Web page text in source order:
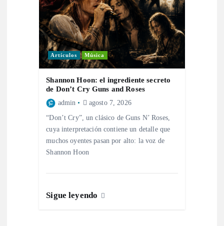
Artículos Música
Shannon Hoon: el ingrediente secreto
de Don’t Cry Guns and Roses
admin agosto 7, 2026
“Don’t Cry”, un clásico de Guns N’ Roses,
cuya interpretación contiene un detalle que
muchos oyentes pasan por alto: la voz de
Shannon Hoon
Sigue leyendo